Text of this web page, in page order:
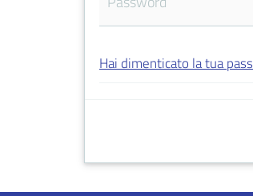
Hai dimenticato la tua